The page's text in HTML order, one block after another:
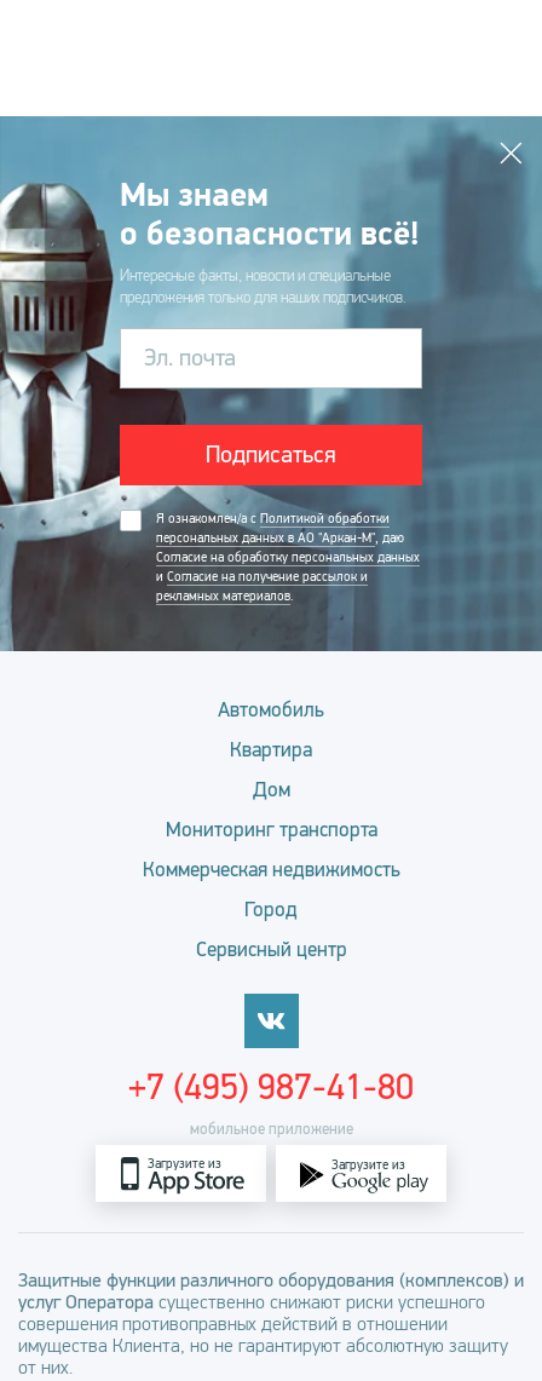
Мы знаем
о безопасности всё!
Интересные факты, новости и специальные
предложения только для наших подписчиков.
Эл. почта
Подписаться
Я ознакомлен/а с Политикой обработки
персональных данных в АО "Аркан-М", даю
Согласие на обработку персональных данных
и Согласие на получение рассылок и
рекламных материалов.
Автомобиль
Квартира
Дом
Мониторинг транспорта
Коммерческая недвижимость
Город
Сервисный центр
мобильное приложение
Загрузите из Загрузите из
+7 (495) 987-41-80
Защитные функции различного оборудования (комплексов) и
услуг Оператора существенно снижают риски успешного
совершения противоправных действий в отношении
имущества Клиента, но не гарантируют абсолютную защиту
от них.